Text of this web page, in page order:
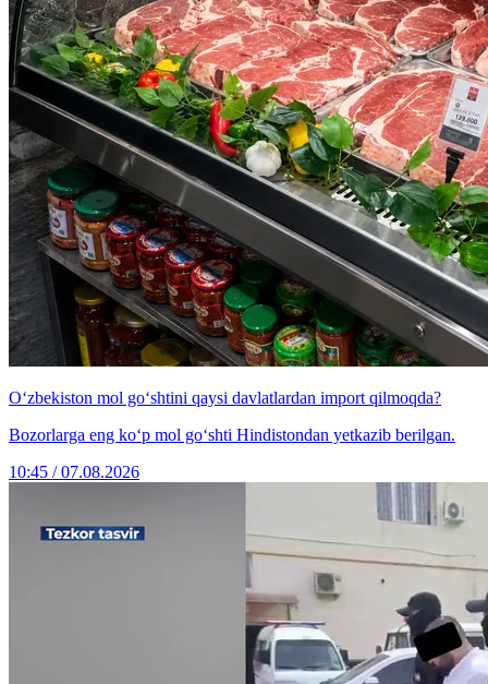
O‘zbekiston mol go‘shtini qaysi davlatlardan import qilmoqda?
Bozorlarga eng ko‘p mol go‘shti Hindistondan yetkazib berilgan.
10:45 / 07.08.2026